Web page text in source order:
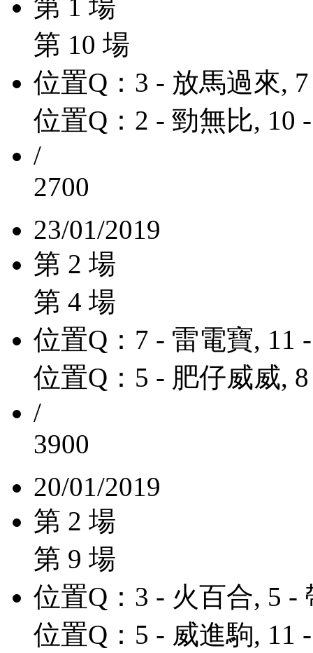
第 1 場
第 10 場
位置Q：3 - 放馬過來,
位置Q：2 - 勁無比, 10
/
2700
23/01/2019
第 2 場
第 4 場
位置Q：7 - 雷電寶, 11
位置Q：5 - 肥仔威威,
/
3900
20/01/2019
第 2 場
第 9 場
位置Q：3 - 火百合, 5 -
位置Q：5 - 威進駒, 11